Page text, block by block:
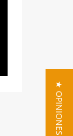
★ OPINIONES